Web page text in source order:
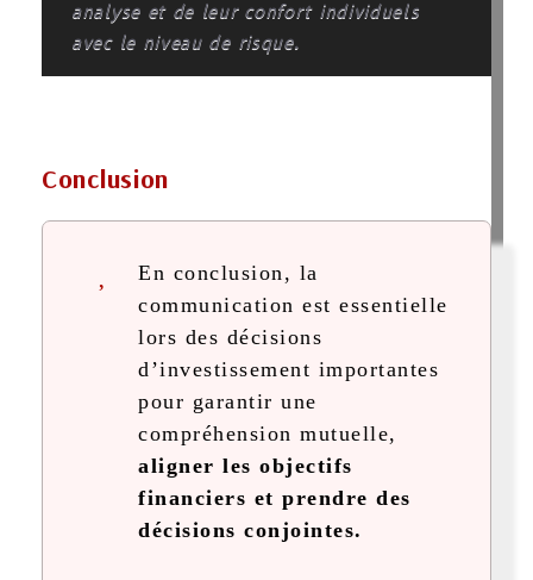
analyse et de leur confort individuels
avec le niveau de risque.
Conclusion
En conclusion, la
communication est essentielle
lors des décisions
d’investissement importantes
pour garantir une
compréhension mutuelle,
aligner les objectifs
financiers et prendre des
décisions conjointes.